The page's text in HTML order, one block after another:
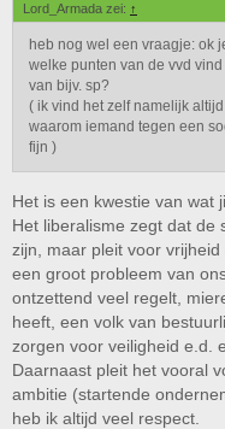
Lord_Armada zei: ↑
heb nog wel een vraagje: ok
welke punten van de vvd
van bijv. sp?
( ik vind het zelf namelijk
waarom iemand tegen een
fijn )
Het is een kwestie van wat
Het liberalisme zegt dat de
zijn, maar pleit voor
een groot probleem van
ontzettend veel regelt,
heeft, een volk van
zorgen voor veiligheid e.d.
Daarnaast pleit het vooral
ambitie (startende
heb ik altijd veel respect.